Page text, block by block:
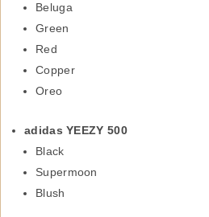
Beluga
Green
Red
Copper
Oreo
adidas YEEZY 500
Black
Supermoon
Blush